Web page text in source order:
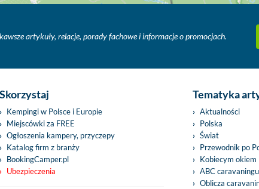
artykuły, relacje, porady fachowe i informacje o promocjach.
Skorzystaj
Kempingi w Polsce i Europie
Miejscówki za FREE
Ogłoszenia kampery, przyczepy
Katalog firm z branży
BookingCamper.pl
Ubezpieczenia
Tematyka
Aktualności
Polska
Świat
Przewodnik po
Kobiecym okiem
ABC caravaningu
Oblicza